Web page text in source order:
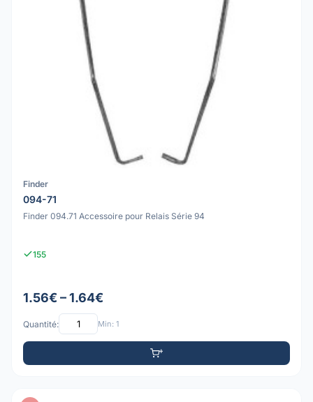
Finder
094-71
Finder 094.71 Accessoire pour Relais Série 94
155
1.56€ – 1.64€
Quantité: Min: 1